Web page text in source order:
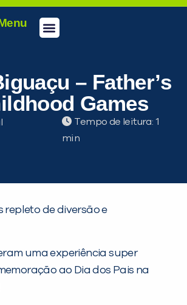
– Father’s
Games
Tempo de leitura:
repleto de diversão e
uma experiência super
ao Dia dos Pais na